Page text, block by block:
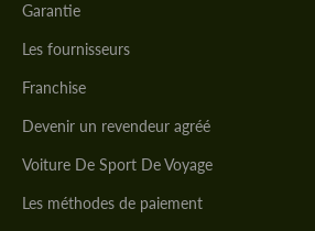
Garantie
Les fournisseurs
Franchise
Devenir un revendeur agréé
Voiture De Sport De Voyage
Les méthodes de paiement